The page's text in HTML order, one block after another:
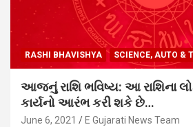
RASHI BHAVISHYA SCIENCE, AUTO &
આજનું રાશિ ભવિષ્ય: આ રાશિના
કાર્યનો આરંભ કરી શકે છે…
June 6, 2021 E Gujarati News Team